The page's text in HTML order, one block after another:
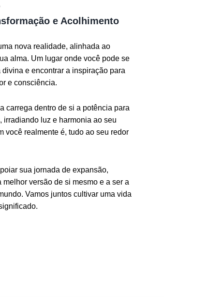
e Acolhimento
nova realidade, alinhada ao
alma. Um lugar onde você pode se
e encontrar a inspiração para
e consciência.
carrega dentro de si a potência para
irradiando luz e harmonia ao seu
você realmente é, tudo ao seu redor
sua jornada de expansão,
versão de si mesmo e a ser a
Vamos juntos cultivar uma vida